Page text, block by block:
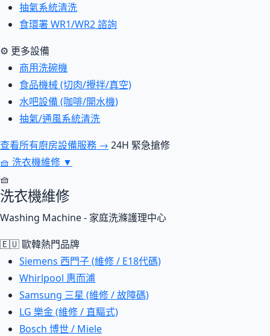
抽氣系統清洗
食環署 WR1/WR2 諮詢
⚙ 更多設備
商用洗碗機
食品機械 (切肉/攪拌/真空)
水吧設備 (咖啡/開水機)
抽氣/通風系統清洗
查看所有廚房設備服務 → 24H 緊急搶修
🧺 洗衣機維修 ▼
🧺
洗衣機維修
Washing Machine - 家庭洗滌護理中心
🇪🇺 歐韓熱門品牌
Siemens 西門子 (維修 / E18代碼)
Whirlpool 惠而浦
Samsung 三星 (維修 / 故障碼)
LG 樂金 (維修 / 直驅式)
Bosch 博世 / Miele